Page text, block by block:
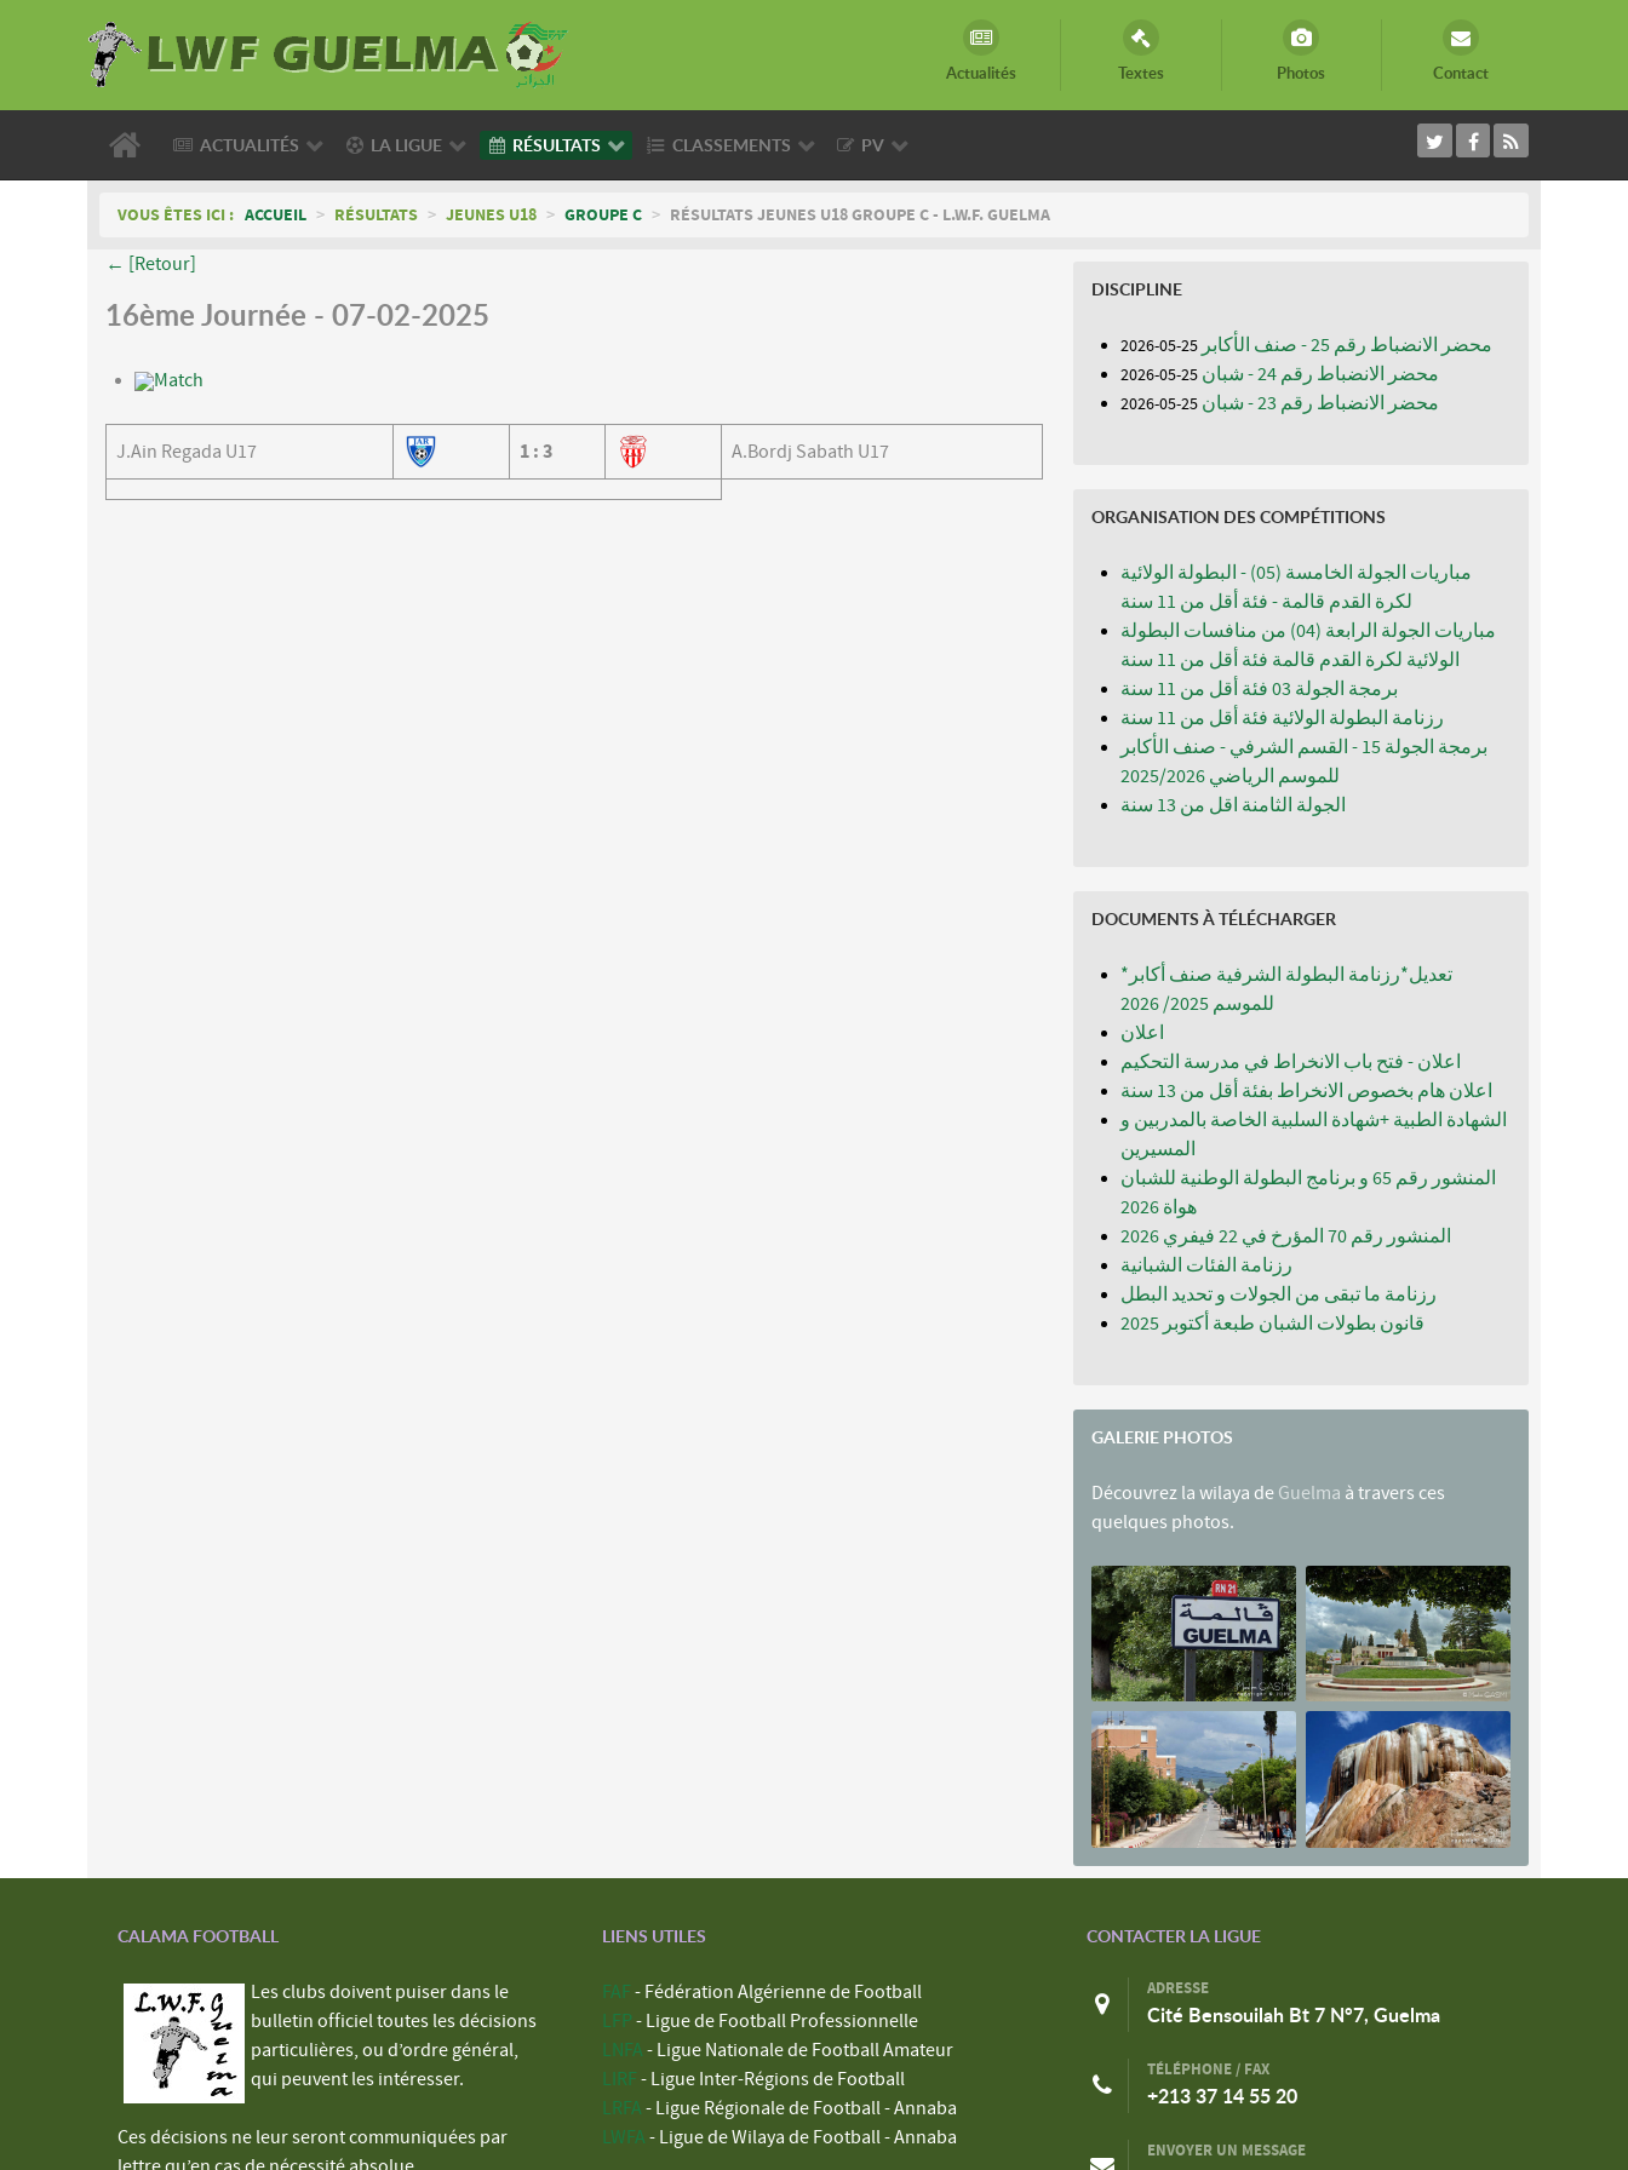
Actualités Textes Photos Contact
ACTUALITÉS LA LIGUE RÉSULTATS CLASSEMENTS PV
VOUS ÊTES ICI : ACCUEIL > RÉSULTATS > JEUNES U18 > GROUPE C > RÉSULTATS JEUNES U18 GROUPE C - L.W.F. GUELMA
← [Retour]
16ème Journée - 07-02-2025
Match
J.Ain Regada U17 1 : 3 A.Bordj Sabath U17
DISCIPLINE
محضر الانضباط رقم 25 - صنف الأكابر 25-05-2026
محضر الانضباط رقم 24 - شبان 25-05-2026
محضر الانضباط رقم 23 - شبان 25-05-2026
ORGANISATION DES COMPÉTITIONS
مباريات الجولة الخامسة (05) - البطولة الولائية
لكرة القدم قالمة - فئة أقل من 11 سنة
مباريات الجولة الرابعة (04) من منافسات البطولة
الولائية لكرة القدم قالمة فئة أقل من 11 سنة
برمجة الجولة 03 فئة أقل من 11 سنة
رزنامة البطولة الولائية فئة أقل من 11 سنة
برمجة الجولة 15 - القسم الشرفي - صنف الأكابر
للموسم الرياضي 2025/2026
الجولة الثامنة اقل من 13 سنة
DOCUMENTS À TÉLÉCHARGER
*تعديل*رزنامة البطولة الشرفية صنف أكابر
للموسم 2025/ 2026
اعلان
اعلان - فتح باب الانخراط في مدرسة التحكيم
اعلان هام بخصوص الانخراط بفئة أقل من 13 سنة
الشهادة الطبية +شهادة السلبية الخاصة بالمدربين و
المسيرين
المنشور رقم 65 و برنامج البطولة الوطنية للشبان
المنشور رقم 70 المؤرخ في 22 فيفري 2026
رزنامة الفئات الشبانية
رزنامة ما تبقى من الجولات و تحديد البطل
قانون بطولات الشبان طبعة أكتوبر 2025
GALERIE PHOTOS
Découvrez la wilaya de Guelma à travers ces
quelques photos.
CALAMA FOOTBALL
Les clubs doivent puiser dans le
bulletin officiel toutes les décisions
particulières, ou d’ordre général,
qui peuvent les intéresser.
Ces décisions ne leur seront communiquées par
LIENS UTILES
FAF - Fédération Algérienne de Football
LFP - Ligue de Football Professionnelle
LNFA - Ligue Nationale de Football Amateur
LIRF - Ligue Inter-Régions de Football
LRFA - Ligue Régionale de Football - Annaba
LWFA - Ligue de Wilaya de Football - Annaba
CONTACTER LA LIGUE
ADRESSE
Cité Bensouilah Bt 7 N°7, Guelma
TÉLÉPHONE / FAX
+213 37 14 55 20
ENVOYER UN MESSAGE